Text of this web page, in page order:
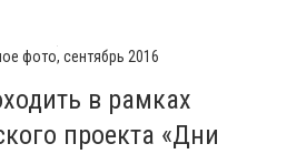
фото, сентябрь 2016
в рамках
проекта «Дни